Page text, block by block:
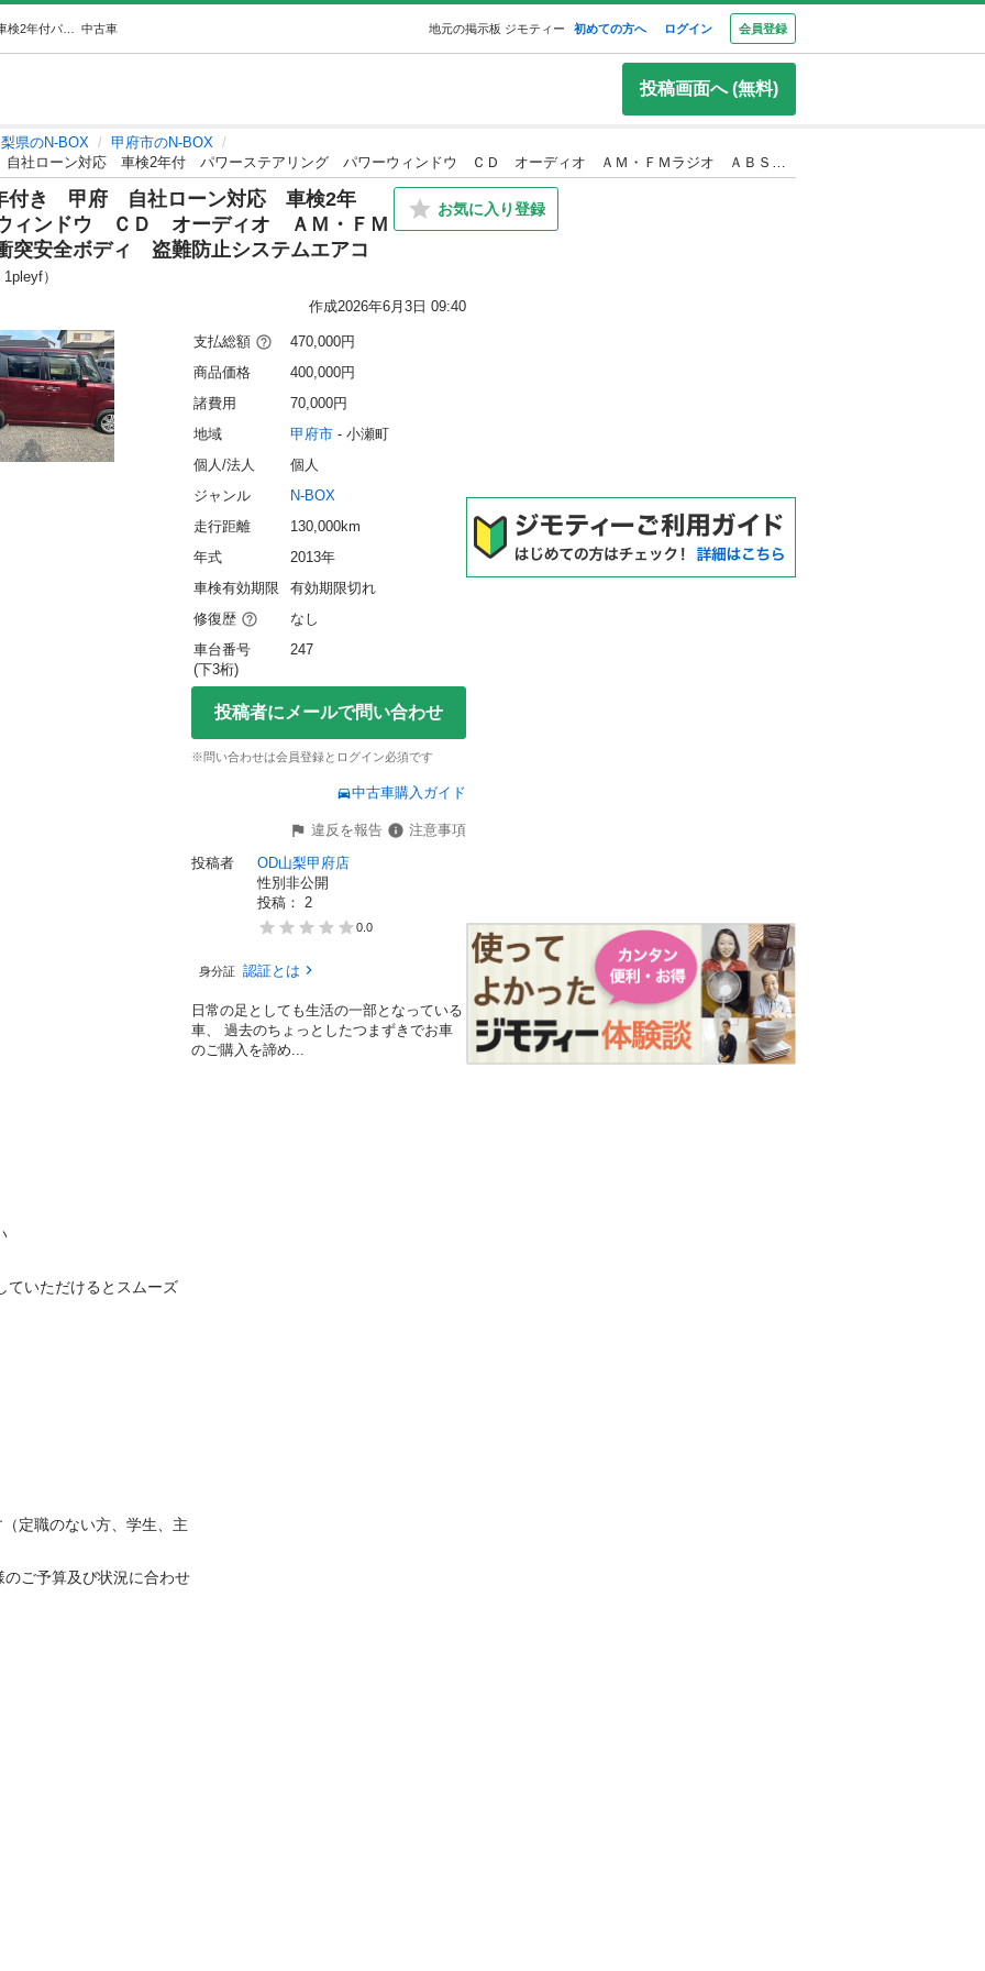
中古車 地元の掲示板 ジモティー 初めての方へ ログイン 会員登録
投稿画面へ (無料)
県のN-BOX
甲府市のN-BOX
ホンダ N-BOXカスタム 車検2年付き 甲府 自社ローン対応 車検2年付 パワーステアリング パワーウィンドウ ＣＤ オーディオ ＡＭ・ＦＭラジオ ＡＢＳ フルフラット 衝突安全ボディ 盗難防止システムエアコン キーレスエントリー
付き 甲府 自社ローン対応 車検2年
ィンドウ ＣＤ オーディオ ＡＭ・ＦＭ
安全ボディ 盗難防止システムエアコ
）
お気に入り登録
作成2026年6月3日 09:40
いただけるとスムーズ
定職のない方、学生、主
ご予算及び状況に合わせ
支払総額
470,000円
商品価格
400,000円
諸費用
70,000円
地域
甲府市 - 小瀬町
個人/法人
個人
ジャンル
N-BOX
走行距離
130,000km
年式
2013年
車検有効期限
有効期限切れ
修復歴
なし
車台番号
(下3桁)
247
投稿者にメールで問い合わせ
※問い合わせは会員登録とログイン必須です
中古車購入ガイド
違反を報告
注意事項
投稿者
OD山梨甲府店
性別非公開
投稿： 2
0.0
身分証 認証とは
日常の足としても生活の一部となっている
車、 過去のちょっとしたつまずきでお車
のご購入を諦め...